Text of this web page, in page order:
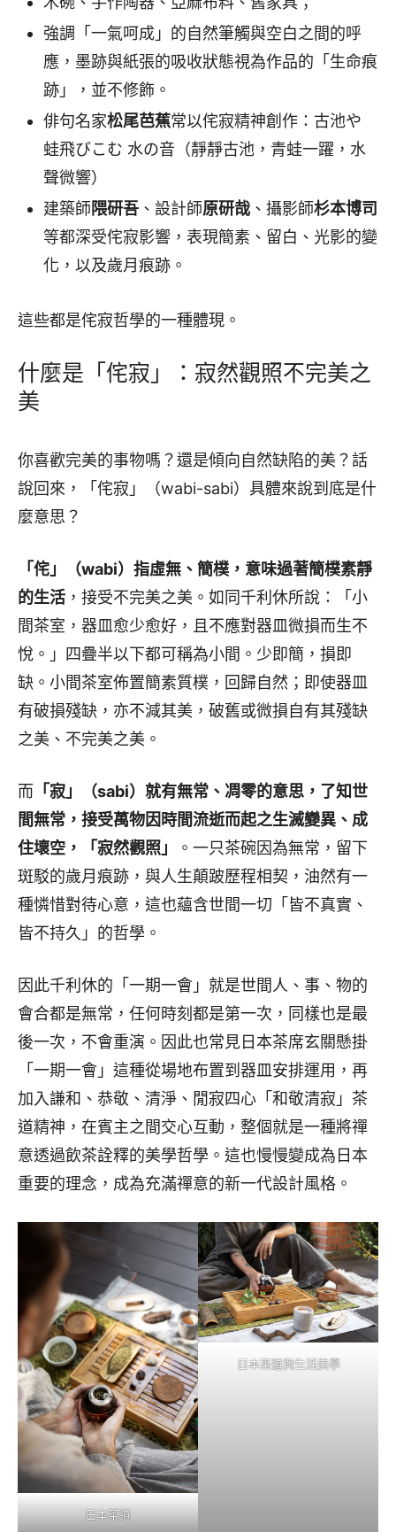
強調「一氣呵成」的自然筆觸與空白之間的呼
應，墨跡與紙張的吸收狀態視為作品的「生命痕
跡」，並不修飾。
俳句名家松尾芭蕉常以侘寂精神創作：古池や
蛙飛びこむ 水の音（靜靜古池，青蛙一躍，水
聲微響）
建築師隈研吾、設計師原研哉、攝影師杉本博司
等都深受侘寂影響，表現簡素、留白、光影的變
化，以及歲月痕跡。
這些都是侘寂哲學的一種體現。
什麼是「侘寂」：寂然觀照不完美之
美
你喜歡完美的事物嗎？還是傾向自然缺陷的美？話
說回來，「侘寂」（wabi-sabi）具體來說到底是什
麼意思？
「侘」（wabi）指虛無、簡樸，意味過著簡樸素靜
的生活 ，接受不完美之美。如同千利休所說：「小
間茶室，器皿愈少愈好，且不應對器皿微損而生不
悅。」四疊半以下都可稱為小間。少即簡，損即
缺。小間茶室佈置簡素質樸，回歸自然；即使器皿
有破損殘缺，亦不減其美，破舊或微損自有其殘缺
之美、不完美之美。
而 「寂」（sabi）就有無常、凋零的意思，了知世
間無常，接受萬物因時間流逝而起之生滅變異、成
住壞空，「寂然觀照」
。一只茶碗因為無常，留下
斑駁的歲月痕跡，與人生顛跛歷程相契，油然有一
種憐惜對待心意，這也蘊含世間一切「皆不真實、
皆不持久」的哲學。
因此千利休的「一期一會」就是世間人、事、物的
會合都是無常，任何時刻都是第一次，同樣也是最
後一次，不會重演。因此也常見日本茶席玄關懸掛
「一期一會」這種從場地布置到器皿安排運用，再
加入謙和、恭敬、清淨、閒寂四心「和敬清寂」茶
道精神，在賓主之間交心互動，整個就是一種將禪
意透過飲茶詮釋的美學哲學。這也慢慢變成為日本
重要的理念，成為充滿禪意的新一代設計風格。
日本茶道
日本茶道與生活美學